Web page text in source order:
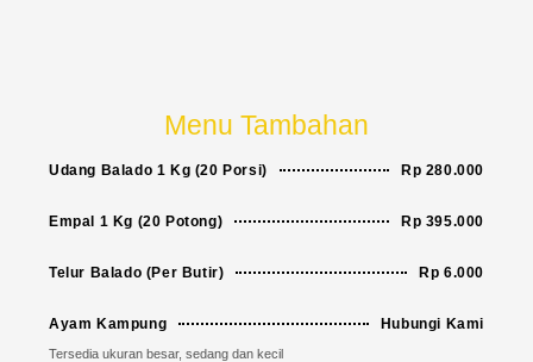
Menu Tambahan
Udang Balado 1 Kg (20 Porsi) Rp 280.000
Empal 1 Kg (20 Potong) Rp 395.000
Telur Balado (Per Butir) Rp 6.000
Ayam Kampung Hubungi Kami
Tersedia ukuran besar, sedang dan kecil